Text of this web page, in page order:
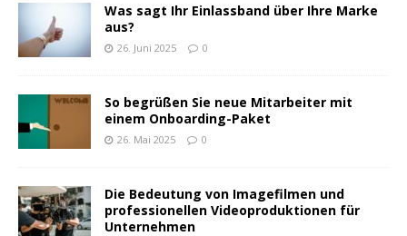
Was sagt Ihr Einlassband über Ihre Marke
aus?
26. Juni 2025 0
So begrüßen Sie neue Mitarbeiter mit
einem Onboarding-Paket
26. Mai 2025 0
Die Bedeutung von Imagefilmen und
professionellen Videoproduktionen für
Unternehmen